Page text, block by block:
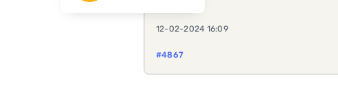
12-02-2024 16:09
#4867